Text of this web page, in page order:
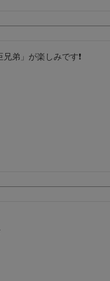
弟」が楽しみです❗️